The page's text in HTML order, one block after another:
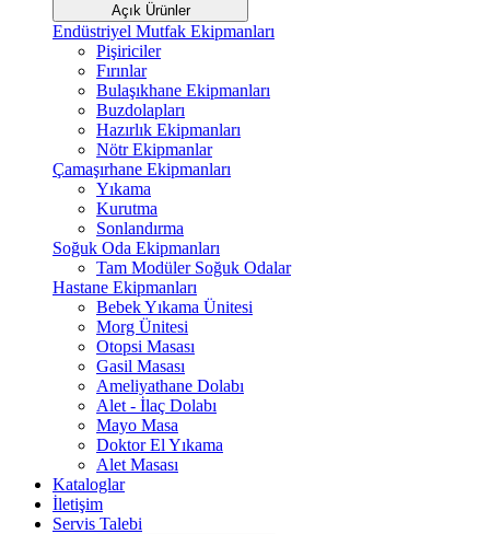
Açık Ürünler
Endüstriyel Mutfak Ekipmanları
Pişiriciler
Fırınlar
Bulaşıkhane Ekipmanları
Buzdolapları
Hazırlık Ekipmanları
Nötr Ekipmanlar
Çamaşırhane Ekipmanları
Yıkama
Kurutma
Sonlandırma
Soğuk Oda Ekipmanları
Tam Modüler Soğuk Odalar
Hastane Ekipmanları
Bebek Yıkama Ünitesi
Morg Ünitesi
Otopsi Masası
Gasil Masası
Ameliyathane Dolabı
Alet - İlaç Dolabı
Mayo Masa
Doktor El Yıkama
Alet Masası
Kataloglar
İletişim
Servis Talebi